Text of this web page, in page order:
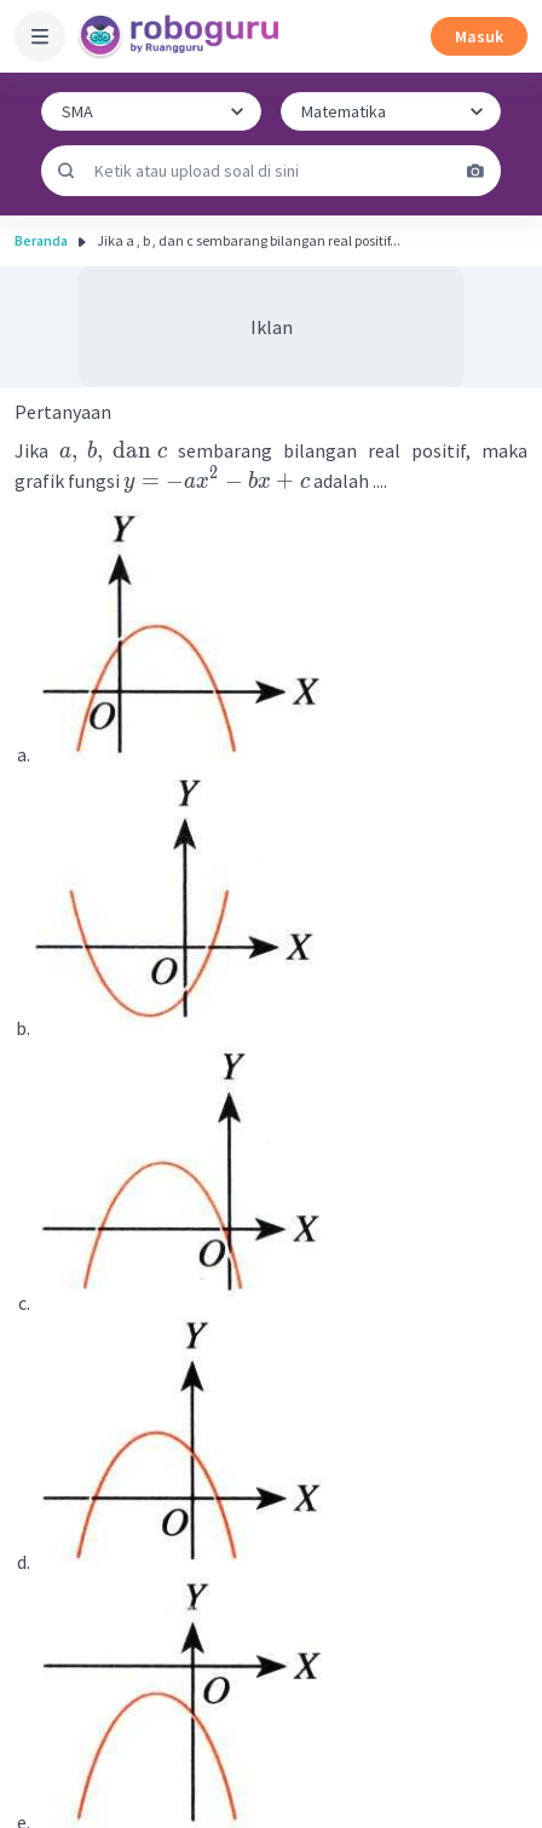
Masuk
Beranda Jika a , b , dan c sembarang bilangan real positif...
Iklan
Pertanyaan
Jika a, b, dan c sembarang bilangan real positif, maka
grafik fungsi y = −ax2 − bx + cadalah ....